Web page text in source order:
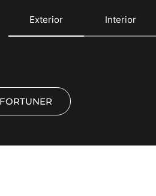
Exterior Interior